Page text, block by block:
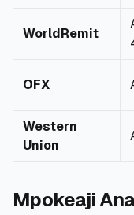
🏢KAMPUNI
📧Wasiliana
WorldRemit
OFX
Western
Union
Mpokeaji